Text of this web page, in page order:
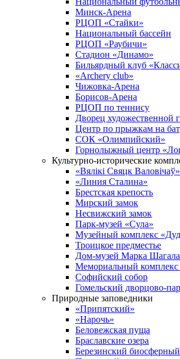
Минск-Арена
РЦОП «Стайки»
Национальный бассейн
РЦОП «Раубичи»
Стадион «Динамо»
Бильярдный клуб
«Archery club»
Чижовка-Арена
Борисов-Арена
РЦОП по теннису
Дворец художественной
Центр по прыжкам на
СОК «Олимпийский»
Горнолыжный центр
Культурно-исторические
«Вялікі Свяцк Валовічаў»
«Линия Сталина»
Брестская крепость
Мирский замок
Несвижский замок
Парк-музей «Сула»
Музейный комплекс
Троицкое предместье
Дом-музей Марка Шагала
Мемориальный
Софийский собор
Гомельский дворцово-
Природные заповедники
«Припятский»
«Нарочь»
Беловежская пуща
Браславские озера
Березинский